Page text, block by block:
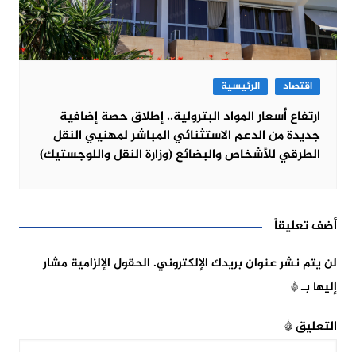
اقتصاد الرئيسية
ارتفاع أسعار المواد البترولية.. إطلاق حصة إضافية
جديدة من الدعم الاستثنائي المباشر لمهنيي النقل
الطرقي للأشخاص والبضائع (وزارة النقل واللوجستيك)
أضف تعليقاً
لن يتم نشر عنوان بريدك الإلكتروني. الحقول الإلزامية مشار
إليها بـ*
التعليق*